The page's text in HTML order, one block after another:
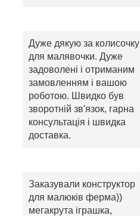
Дуже дякую за колисочку
для малявочки. Дуже
задоволені і отриманим
замовленням і вашою
роботою. Швидко був
зворотній зв'язок, гарна
консультація і швидка
доставка.
Заказували конструктор
для малюків ферма))
мегакрута іграшка,